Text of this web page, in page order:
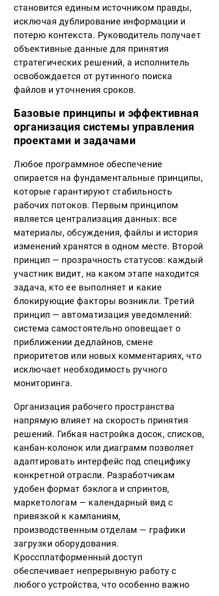
становится единым источником правды,
исключая дублирование информации и
потерю контекста. Руководитель получает
объективные данные для принятия
стратегических решений, а исполнитель
освобождается от рутинного поиска
файлов и уточнения сроков.
Базовые принципы и эффективная
организация системы управления
проектами и задачами
Любое программное обеспечение
опирается на фундаментальные принципы,
которые гарантируют стабильность
рабочих потоков. Первым принципом
является централизация данных: все
материалы, обсуждения, файлы и история
изменений хранятся в одном месте. Второй
принцип — прозрачность статусов: каждый
участник видит, на каком этапе находится
задача, кто ее выполняет и какие
блокирующие факторы возникли. Третий
принцип — автоматизация уведомлений:
система самостоятельно оповещает о
приближении дедлайнов, смене
приоритетов или новых комментариях, что
исключает необходимость ручного
мониторинга.
Организация рабочего пространства
напрямую влияет на скорость принятия
решений. Гибкая настройка досок, списков,
канбан-колонок или диаграмм позволяет
адаптировать интерфейс под специфику
конкретной отрасли. Разработчикам
удобен формат бэклога и спринтов,
маркетологам — календарный вид с
привязкой к кампаниям,
производственным отделам — графики
загрузки оборудования.
Кроссплатформенный доступ
обеспечивает непрерывную работу с
любого устройства, что особенно важно